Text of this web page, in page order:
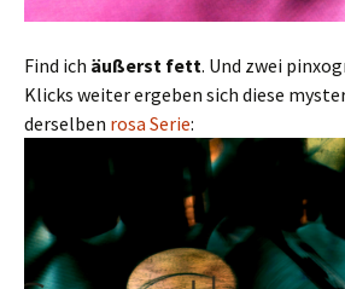
Find ich äußerst fett. Und zwei
Klicks weiter ergeben sich diese
derselben rosa Serie: